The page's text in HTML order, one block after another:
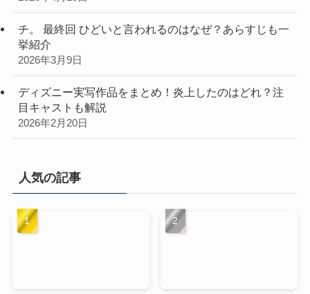
チ。 最終回 ひどいと言われるのはなぜ？あらすじも一
挙紹介
2026年3月9日
ディズニー実写作品をまとめ！炎上したのはどれ？注
目キャストも解説
2026年2月20日
人気の記事